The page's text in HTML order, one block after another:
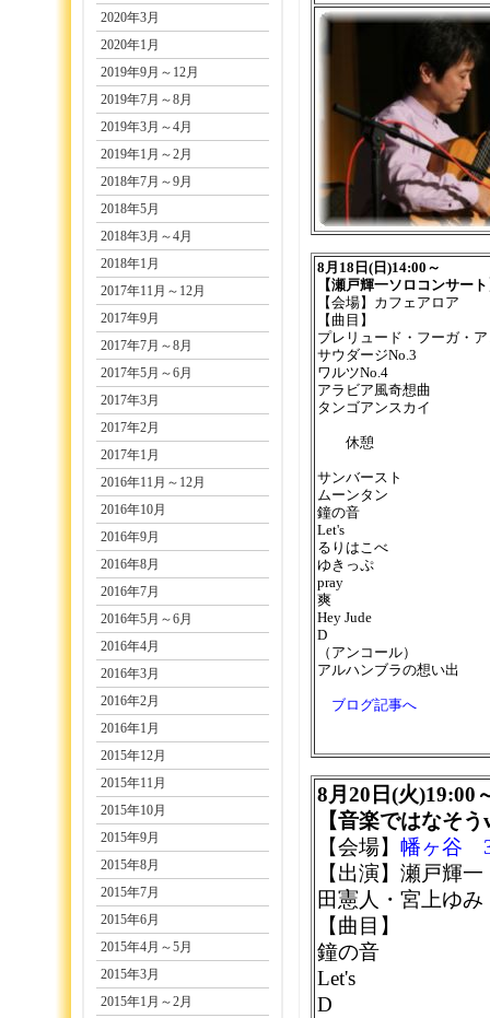
8月18日(日)14:00～
【瀬戸輝一ソロコンサー
【会場】カフェアロア
【曲目】
プレリュード・フーガ・
サウダージNo.3
ワルツNo.4
アラビア風奇想曲
タンゴアンスカイ
休憩
サンバースト
ムーンタン
鐘の音
Let's
るりはこべ
ゆきっぷ
pray
爽
Hey Jude
D
（アンコール）
アルハンブラの想い出
ブログ記事へ
8月20日(火)19:00
【音楽ではなそ
【会場】 幡ヶ谷
【出演】瀬戸輝
田憲人・宮上ゆみ
【曲目】
鐘の音
Let's
D
2020年3月
2020年1月
2019年9月～12月
2019年7月～8月
2019年3月～4月
2019年1月～2月
2018年7月～9月
2018年5月
2018年3月～4月
2018年1月
2017年11月～12月
2017年9月
2017年7月～8月
2017年5月～6月
2017年3月
2017年2月
2017年1月
2016年11月～12月
2016年10月
2016年9月
2016年8月
2016年7月
2016年5月～6月
2016年4月
2016年3月
2016年2月
2016年1月
2015年12月
2015年11月
2015年10月
2015年9月
2015年8月
2015年7月
2015年6月
2015年4月～5月
2015年3月
2015年1月～2月